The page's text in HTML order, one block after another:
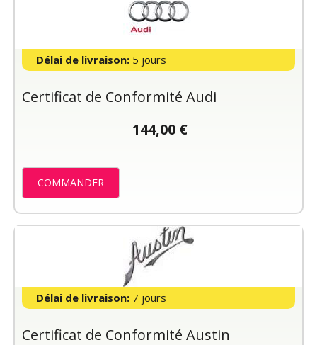
Délai de livraison: 5 jours
Certificat de Conformité Audi
144,00 €
COMMANDER
Délai de livraison: 7 jours
Certificat de Conformité Austin